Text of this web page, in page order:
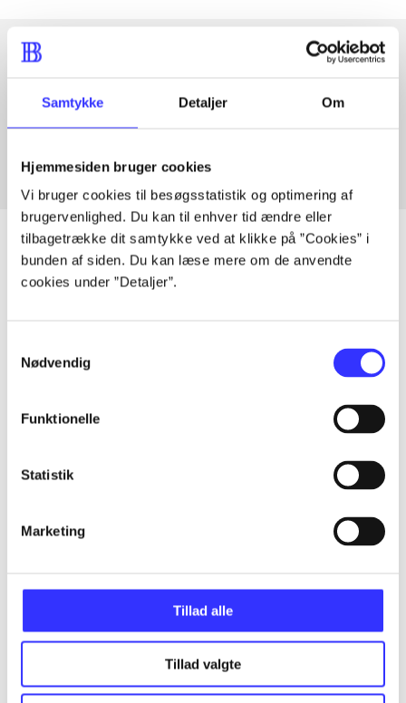
Samtykke Detaljer Om
Hjemmesiden bruger cookies
Vi bruger cookies til besøgsstatistik og optimering af
brugervenlighed. Du kan til enhver tid ændre eller
tilbagetrække dit samtykke ved at klikke på ”Cookies” i
bunden af siden. Du kan læse mere om de anvendte
cookies under ”Detaljer”.
Nødvendig
Funktionelle
Statistik
Marketing
Tillad alle
Tillad valgte
Artikler med samme emner